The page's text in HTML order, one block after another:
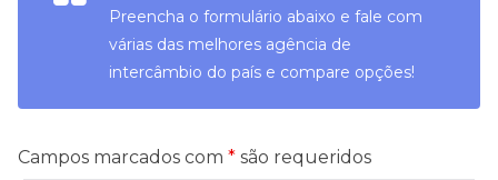
Preencha o formulário abaixo e fale com
várias das melhores agência de
intercâmbio do país e compare opções!
Campos marcados com * são requeridos